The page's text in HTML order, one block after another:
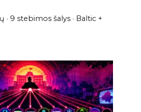
· 9 stebimos šalys · Baltic +